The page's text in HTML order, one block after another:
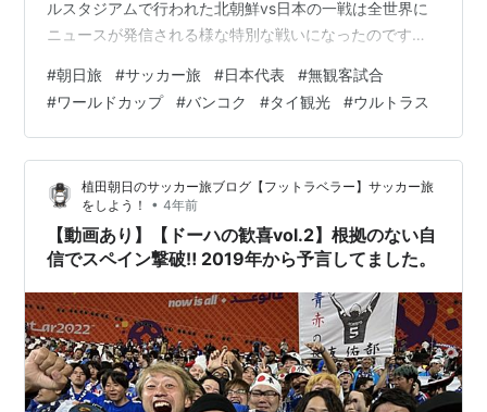
ルスタジアムで行われた北朝鮮vs日本の一戦は全世界に
ニュースが発信される様な特別な戦いになったのです。
カップ出場を決めました。 別に最速でワールドカップ出
場を決めたからニュースになったのではなく、その試合
は【無観客試合】で行われ、オレたちはスタジアムの外
から声援を送ったのです。 その出来事が全世界に発信さ
れたって事ですな！苦笑 と言うことで、久しぶりに“あの
スタジアム”へ行って…
#朝日旅 #サッカー旅 #日本代表 #無観客試合
#ワールドカップ #バンコク #タイ観光 #ウルトラス
植田朝日のサッカー旅ブログ【フットラベラー】サッカー旅
をしよう！
• 4年前
【動画あり】【ドーハの歓喜vol.2】根拠のない自
信でスペイン撃破‼️ 2019年から予言してました。